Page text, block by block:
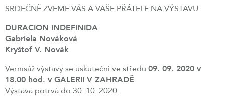
SRDEČNĚ ZVEME VÁS A VAŠE PŘÁTELE NA VÝSTAVU
DURACION INDEFINIDA
Gabriela Nováková
Kryštof V. Novák
Vernisáž výstavy se uskuteční ve středu 09. 09. 2020 v
18.00 hod. v GALERII V ZAHRADĚ.
Výstava potrvá do 30. 10. 2020.